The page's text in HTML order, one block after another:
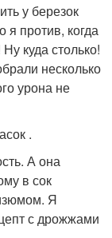
у березок
я против, когда
куда столько!
несколько
урона не
.
А она
в сок
Я
с дрожжами